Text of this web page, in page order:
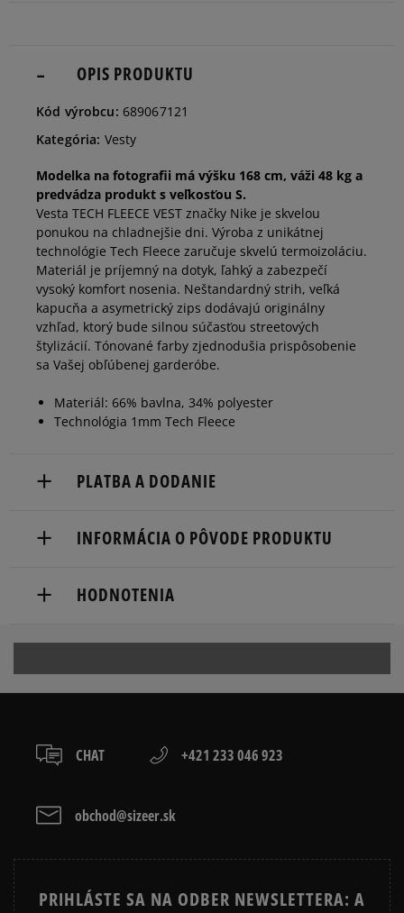
M
Informovať o
dostupnosti
L
Informovať o
dostupnosti
OPIS PRODUKTU
Kód výrobcu: 689067121
Kategória: Vesty
Modelka na fotografii má výšku 168 cm, váži 48 kg a
predvádza produkt s veľkosťou S.
Vesta TECH FLEECE VEST značky Nike je skvelou
ponukou na chladnejšie dni. Výroba z unikátnej
technológie Tech Fleece zaručuje skvelú termoizoláciu.
Materiál je príjemný na dotyk, ľahký a zabezpečí
vysoký komfort nosenia. Neštandardný strih, veľká
kapucňa a asymetrický zips dodávajú originálny
vzhľad, ktorý bude silnou súčasťou streetových
štylizácií. Tónované farby zjednodušia prispôsobenie
sa Vašej obľúbenej garderóbe.
Materiál: 66% bavlna, 34% polyester
Technológia 1mm Tech Fleece
PLATBA A DODANIE
Dostupné spôsoby doručenia:
slovenská pošta - na adresu,
osobné prevzatie v predajni.
kartou,
INFORMÁCIA O PÔVODE PRODUKTU
ColosseumHODNOTENIA
CHAT +421 233 046 923
obchod@sizeer.sk
PRIHLÁSTE SA NA ODBER NEWSLETTERA: A